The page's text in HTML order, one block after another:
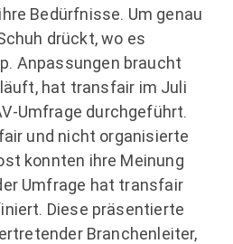
Bedürfnisse. Um genau
drückt, wo es
Anpassungen braucht
hat transfair im Juli
Umfrage durchgeführt.
und nicht organisierte
konnten ihre Meinung
Umfrage hat transfair
Diese präsentierte
Branchenleiter,